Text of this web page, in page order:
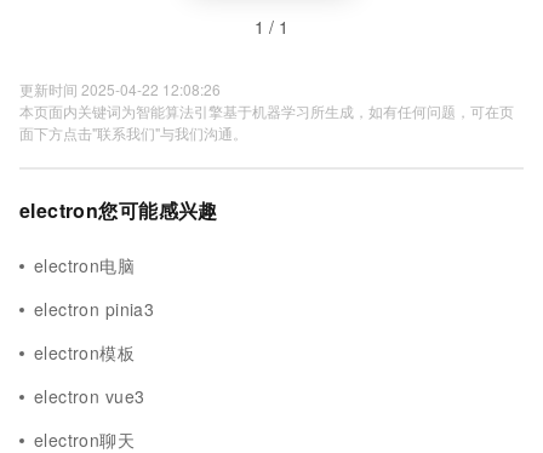
1 / 1
更新时间 2025-04-22 12:08:26
本页面内关键词为智能算法引擎基于机器学习所生成，如有任何问题，可在页
面下方点击"联系我们"与我们沟通。
electron您可能感兴趣
electron电脑
electron pinia3
electron模板
electron vue3
electron聊天